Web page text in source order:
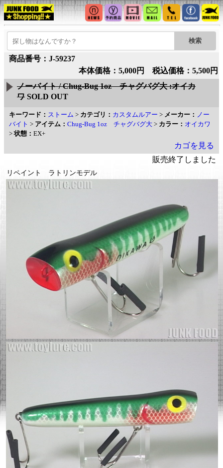
商品番号：J-59237
本体価格：5,000円 税込価格：5,500円
ノーバイト / Chug-Bug 1oz チャグバグ大 :オイカ
ワ SOLD OUT
キーワード： ストーム > カテゴリ： カスタムルアー > メーカー： ノー
バイト > アイテム： Chug-Bug 1oz チャグバグ大 > カラー： オイカワ
>状態： EX+
カゴを見る
販売終了しました
リペイント ラトリンモデル